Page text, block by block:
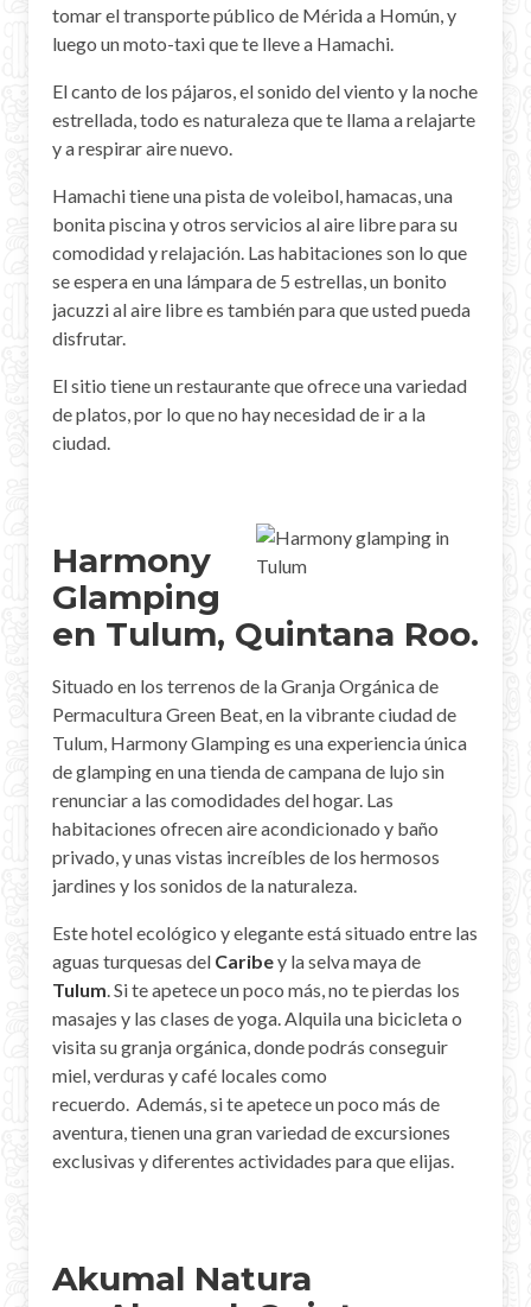
tomar el transporte público de Mérida a Homún, y
luego un moto-taxi que te lleve a Hamachi.
El canto de los pájaros, el sonido del viento y la noche
estrellada, todo es naturaleza que te llama a relajarte
y a respirar aire nuevo.
Hamachi tiene una pista de voleibol, hamacas, una
bonita piscina y otros servicios al aire libre para su
comodidad y relajación. Las habitaciones son lo que
se espera en una lámpara de 5 estrellas, un bonito
jacuzzi al aire libre es también para que usted pueda
disfrutar.
El sitio tiene un restaurante que ofrece una variedad
de platos, por lo que no hay necesidad de ir a la
ciudad.
Harmony
Glamping
en Tulum, Quintana Roo.
Situado en los terrenos de la Granja Orgánica de
Permacultura Green Beat, en la vibrante ciudad de
Tulum, Harmony Glamping es una experiencia única
de glamping en una tienda de campana de lujo sin
renunciar a las comodidades del hogar. Las
habitaciones ofrecen aire acondicionado y baño
privado, y unas vistas increíbles de los hermosos
jardines y los sonidos de la naturaleza.
Este hotel ecológico y elegante está situado entre las
aguas turquesas del Caribey la selva maya de
Tulum. Si te apetece un poco más, no te pierdas los
masajes y las clases de yoga. Alquila una bicicleta o
visita su granja orgánica, donde podrás conseguir
miel, verduras y café locales como
recuerdo. Además, si te apetece un poco más de
aventura, tienen una gran variedad de excursiones
exclusivas y diferentes actividades para que elijas.
Akumal Natura